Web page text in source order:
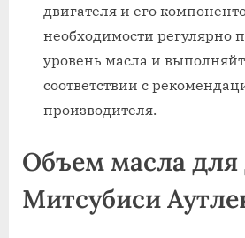
двигателя и его
необходимости регулярно
уровень масла и
соответствии с
производителя.
Объем масла для
Митсубиси